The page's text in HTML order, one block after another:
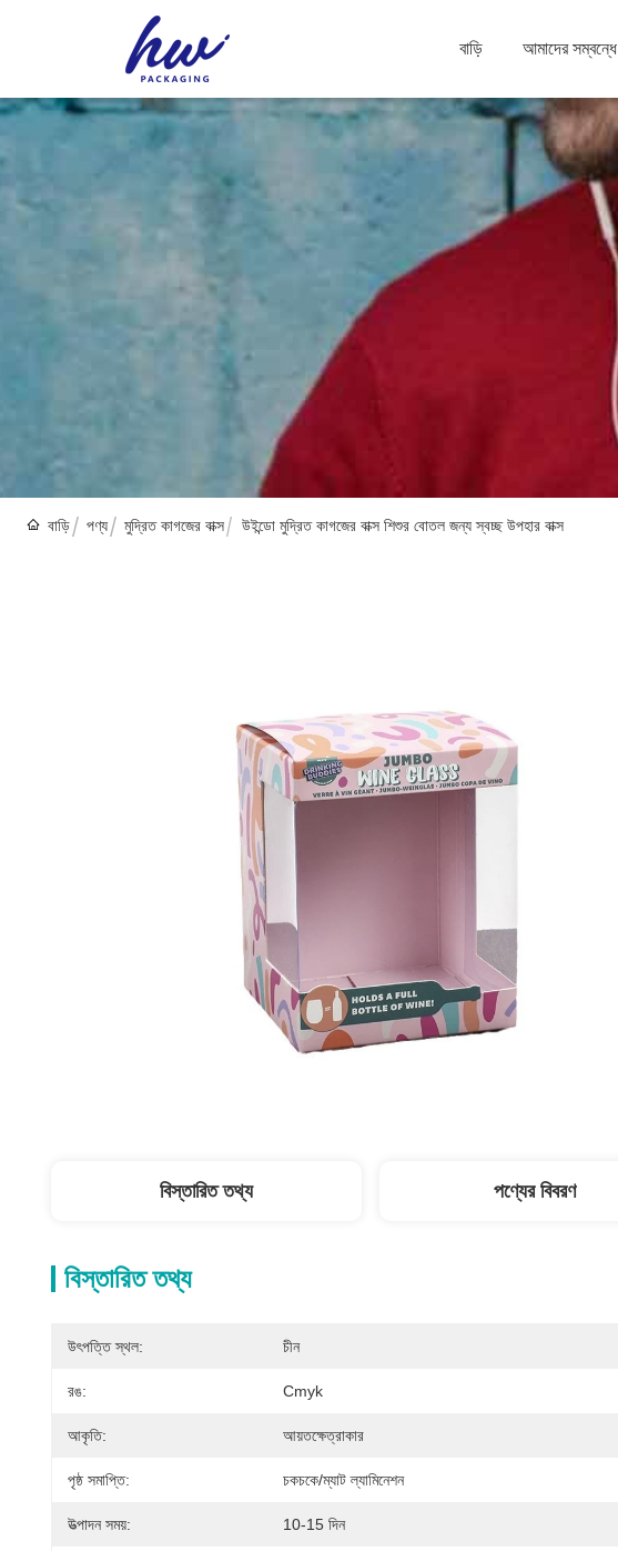
বাড়ি আমাদের সম্বন্ধে
বাড়ি পণ্য মুদ্রিত কাগজের বাক্স উইন্ডো মুদ্রিত কাগজের বাক্স শিশুর বোতল জন্য স্বচ্ছ উপহার বাক্স
বিস্তারিত তথ্য পণ্যের বিবরণ
বিস্তারিত তথ্য
উৎপত্তি স্থল: চীন
রঙ: Cmyk
আকৃতি: আয়তক্ষেত্রাকার
পৃষ্ঠ সমাপ্তি: চকচকে/ম্যাট ল্যামিনেশন
উত্পাদন সময়: 10-15 দিন